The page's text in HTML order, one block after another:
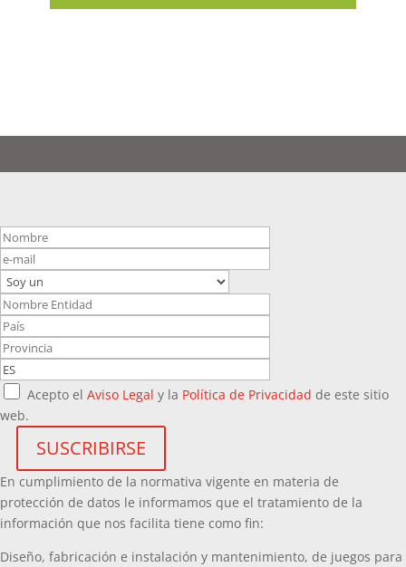
Acepto el Aviso Legal y la Política de Privacidad de este sitio
web.
En cumplimiento de la normativa vigente en materia de
protección de datos le informamos que el tratamiento de la
información que nos facilita tiene como fin:
Diseño, fabricación e instalación y mantenimiento, de juegos para